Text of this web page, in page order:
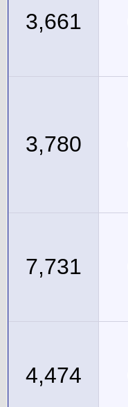
3,661
3,780
7,731
4,474